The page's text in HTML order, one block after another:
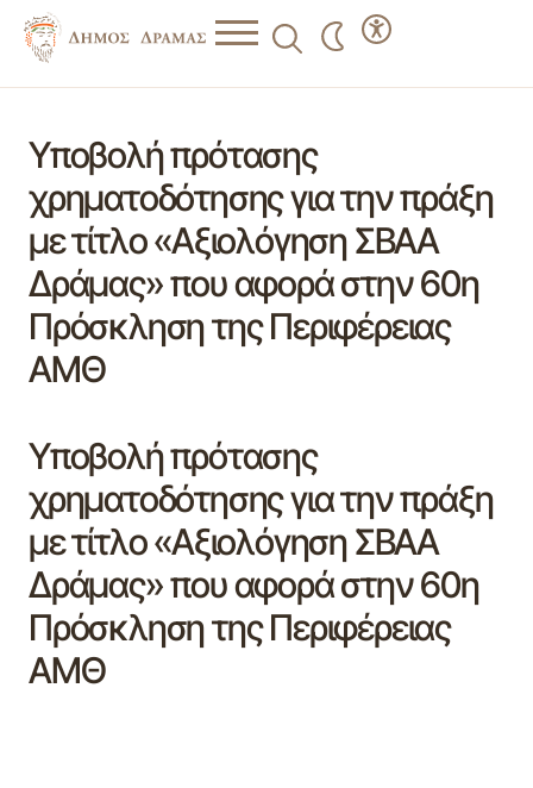
Υποβολή πρότασης
χρηματοδότησης για την πράξη
με τίτλο «Αξιολόγηση ΣΒΑΑ
Δράμας» που αφορά στην 60η
Πρόσκληση της Περιφέρειας
ΑΜΘ
Υποβολή πρότασης
χρηματοδότησης για την πράξη
με τίτλο «Αξιολόγηση ΣΒΑΑ
Δράμας» που αφορά στην 60η
Πρόσκληση της Περιφέρειας
ΑΜΘ